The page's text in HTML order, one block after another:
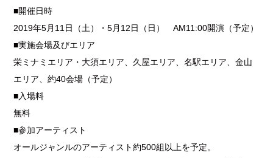
■開催日時
2019年5月11日（土）・5月12日（日） AM11:00開演（予定）
■実施会場及びエリア
栄ミナミエリア・大須エリア、久屋エリア、名駅エリア、金山
エリア、約40会場（予定）
■入場料
無料
■参加アーティスト
オールジャンルのアーティスト約500組以上を予定。